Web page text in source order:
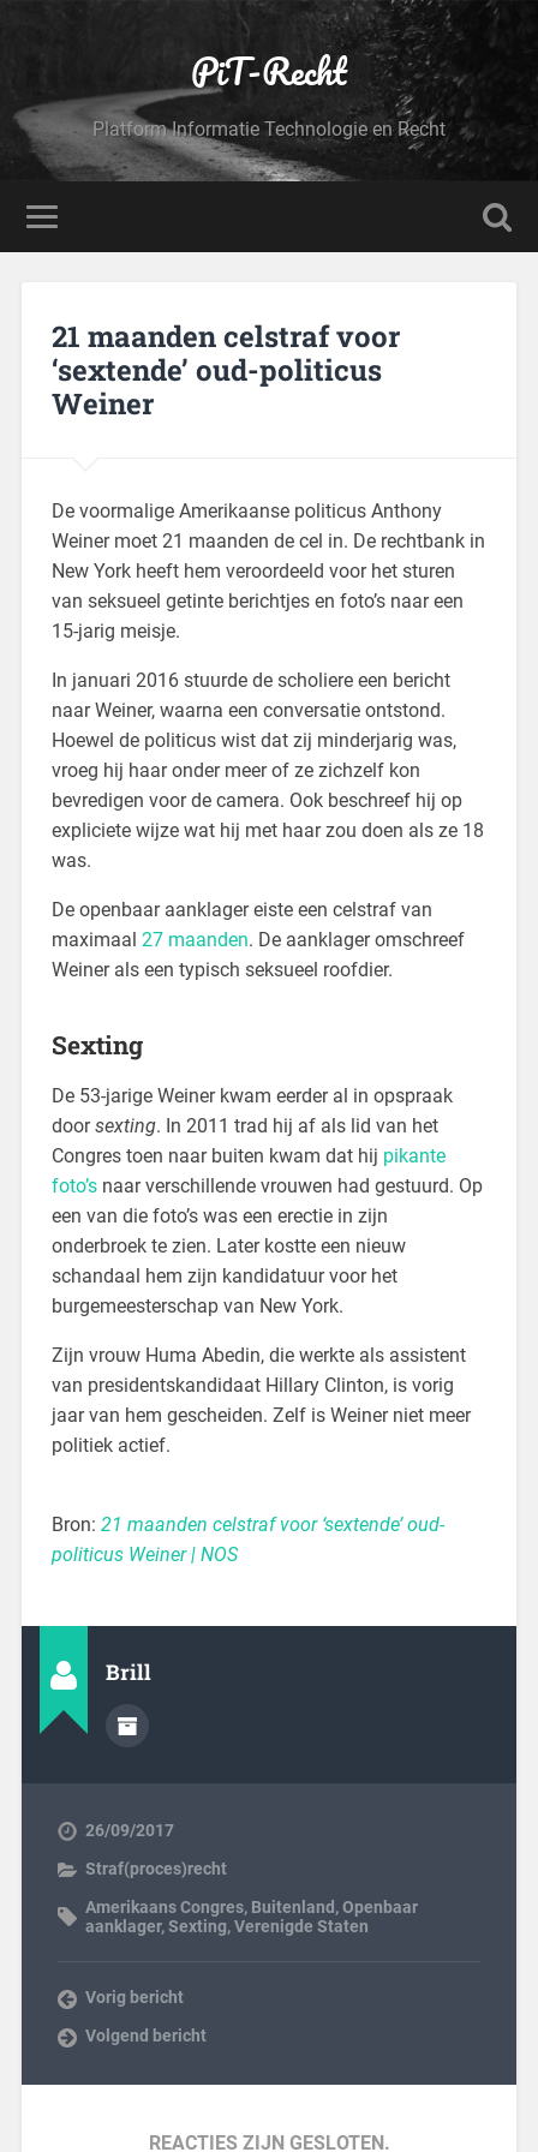
PiT-Recht
Platform Informatie Technologie en Recht
21 maanden celstraf voor
‘sextende’ oud-politicus
Weiner
De voormalige Amerikaanse politicus Anthony
Weiner moet 21 maanden de cel in. De rechtbank in
New York heeft hem veroordeeld voor het sturen
van seksueel getinte berichtjes en foto’s naar een
15-jarig meisje.
In januari 2016 stuurde de scholiere een bericht
naar Weiner, waarna een conversatie ontstond.
Hoewel de politicus wist dat zij minderjarig was,
vroeg hij haar onder meer of ze zichzelf kon
bevredigen voor de camera. Ook beschreef hij op
expliciete wijze wat hij met haar zou doen als ze 18
was.
De openbaar aanklager eiste een celstraf van
maximaal 27 maanden. De aanklager omschreef
Weiner als een typisch seksueel roofdier.
Sexting
De 53-jarige Weiner kwam eerder al in opspraak
doorsexting. In 2011 trad hij af als lid van het
Congres toen naar buiten kwam dat hij pikante
foto’snaar verschillende vrouwen had gestuurd. Op
een van die foto’s was een erectie in zijn
onderbroek te zien. Later kostte een nieuw
schandaal hem zijn kandidatuur voor het
burgemeesterschap van New York.
Zijn vrouw Huma Abedin, die werkte als assistent
van presidentskandidaat Hillary Clinton, is vorig
jaar van hem gescheiden. Zelf is Weiner niet meer
politiek actief.
Bron: 21 maanden celstraf voor ‘sextende’ oud-
politicus Weiner | NOS
Brill
26/09/2017
Straf(proces)recht
Amerikaans Congres, Buitenland ,Openbaar
aanklager,Sexting,Verenigde Staten
Vorig bericht
Volgend bericht
REACTIES ZIJN GESLOTEN.